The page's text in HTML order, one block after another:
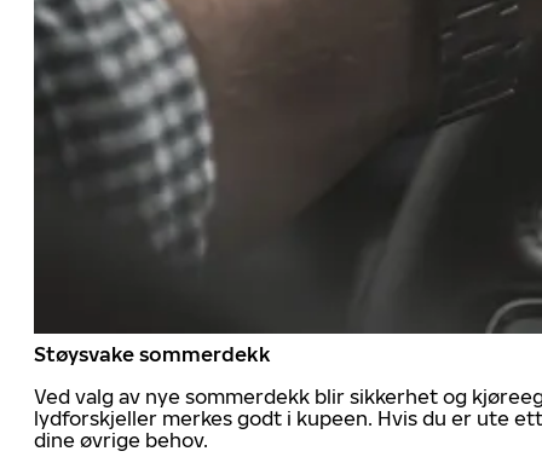
Støysvake sommerdekk
Ved valg av nye sommerdekk blir sikkerhet og
lydforskjeller merkes godt i kupeen. Hvis du er ute
dine øvrige behov.